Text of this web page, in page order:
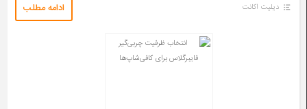
دیلیت اکانت ادامه مطلب